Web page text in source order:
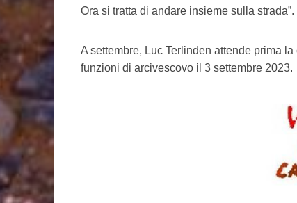
Ora si tratta di andare insieme sulla strada”.
A settembre, Luc Terlinden attende prima
funzioni di arcivescovo il 3 settembre 2023.